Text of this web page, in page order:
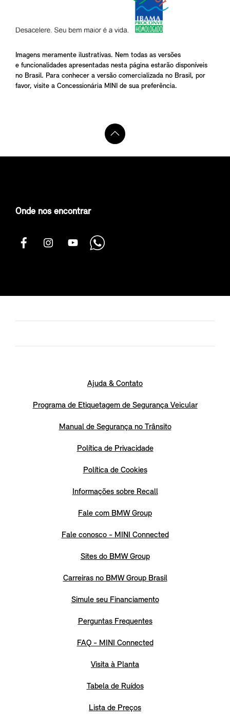
Imagens meramente ilustrativas. Nem todas as versões
e funcionalidades apresentadas nesta página estarão disponíveis
no Brasil. Para conhecer a versão comercializada no Brasil, por
favor, visite a Concessionária MINI de sua preferência.
Onde nos encontrar
Ajuda & Contato
Programa de Etiquetagem de Segurança Veicular
Manual de Segurança no Trânsito
Política de Privacidade
Política de Cookies
Informações sobre Recall
Fale com BMW Group
Fale conosco - MINI Connected
Sites do BMW Group
Carreiras no BMW Group Brasil
Simule seu Financiamento
Perguntas Frequentes
FAQ - MINI Connected
Visita à Planta
Tabela de Ruídos
Lista de Preços